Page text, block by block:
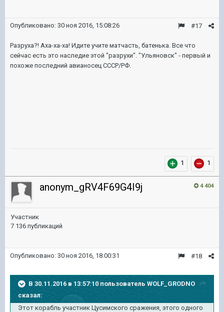
#17
Опубликовано: 30 ноя 2016, 15:08:26
Разруха?! Аха-ха-ха! Идите учите матчасть, батенька. Все что
сейчас есть это наследие этой "разрухи". "Ульяновск" - первый и
похоже последний авианосец СССР/РФ.
1 1
4 404
anonym_gRV4F69G4I9j
Участник
7 136 публикаций
#18
Опубликовано: 30 ноя 2016, 18:00:31
В 30.11.2016 в 13:57:10 пользователь WOLF_GRODNO
сказал:
Этот корабль участник Цусимского сражения, этого одного